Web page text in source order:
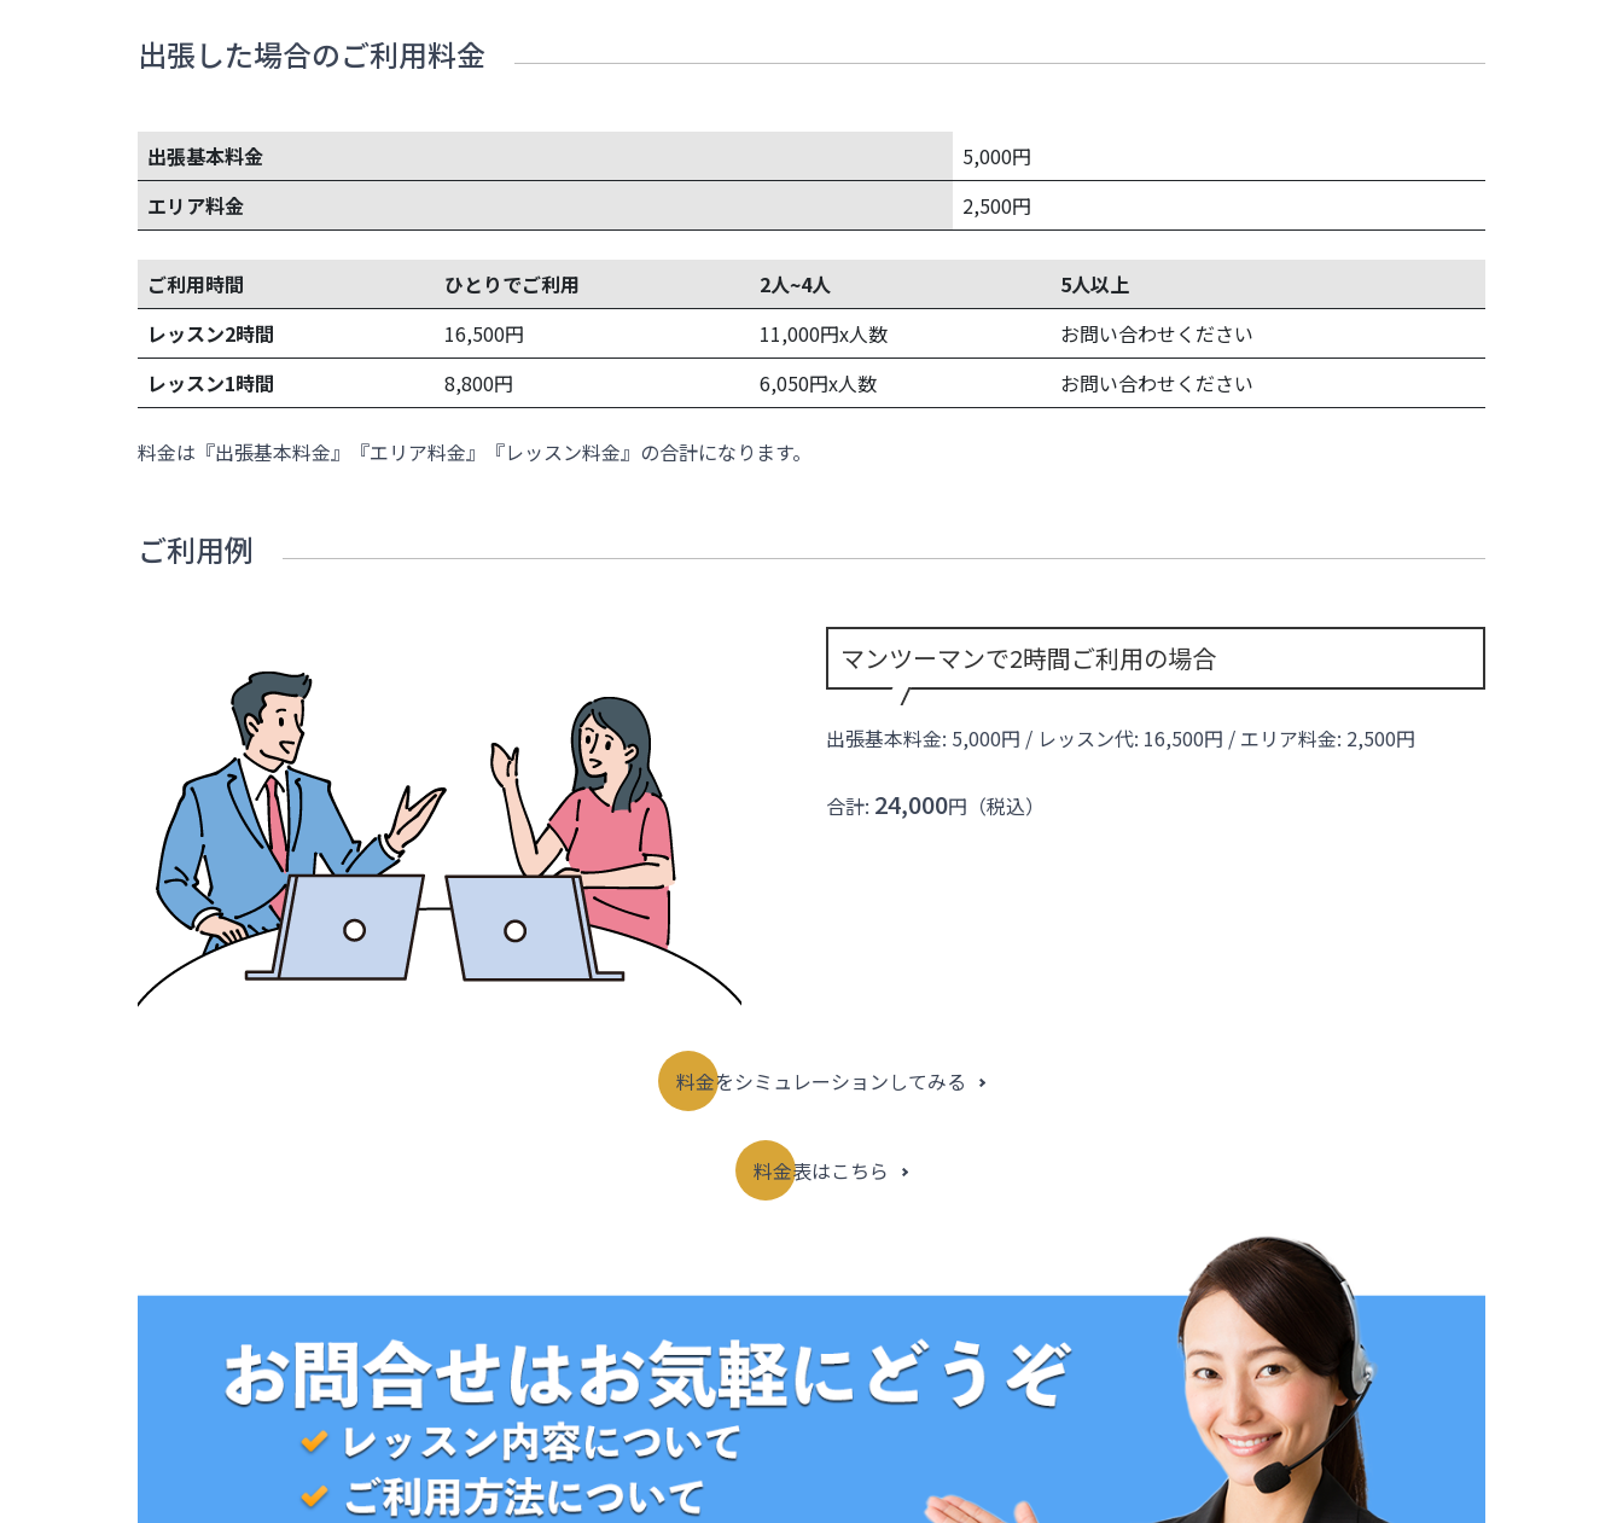
出張した場合のご利用料金
出張基本料金
5,000円
エリア料金
2,500円
ご利用時間 ひとりでご利用 2人~4人
5人以上
レッスン2時間
16,500円 11,000円x人数
お問い合わせください
レッスン1時間
8,800円 6,050円x人数 お問い合わせください
料金は『出張基本料金』『エリア料金』『レッスン料金』の合計になります。
ご利用例
マンツーマンで2時間ご利用の場合
出張基本料金: 5,000円 / レッスン代: 16,500円 / エリア料金: 2,500円
合計: 24,000円（税込）
料金をシミュレーションしてみる
料金表はこちら